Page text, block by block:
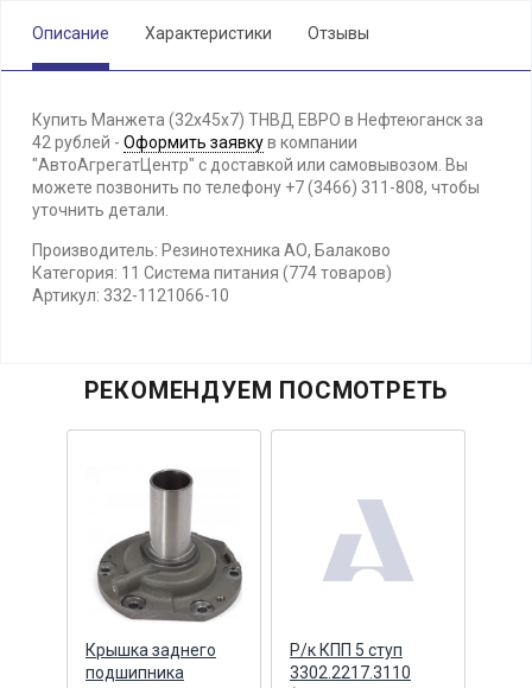
Описание Характеристики Отзывы
Купить Манжета (32х45х7) ТНВД ЕВРО в Нефтеюганск за
42 рублей - Оформить заявкув компании
"АвтоАгрегатЦентр" с доставкой или самовывозом. Вы
можете позвонить по телефону +7 (3466) 311-808, чтобы
уточнить детали.
Производитель: Резинотехника АО, Балаково
Категория: 11 Система питания (774 товаров)
Артикул: 332-1121066-10
РЕКОМЕНДУЕМ ПОСМОТРЕТЬ
Крышка заднего
подшипника
Р/к КПП 5 ступ
3302.2217.3110